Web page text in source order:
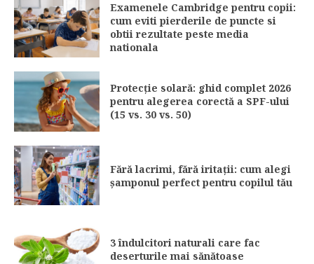
Examenele Cambridge pentru copii:
cum eviti pierderile de puncte si
obtii rezultate peste media
nationala
Protecție solară: ghid complet 2026
pentru alegerea corectă a SPF-ului
(15 vs. 30 vs. 50)
Fără lacrimi, fără iritații: cum alegi
șamponul perfect pentru copilul tău
3 îndulcitori naturali care fac
deserturile mai sănătoase